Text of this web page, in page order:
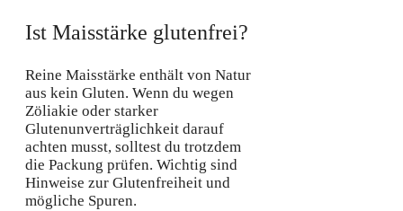
Ist Maisstärke glutenfrei?
Reine Maisstärke enthält von Natur
aus kein Gluten. Wenn du wegen
Zöliakie oder starker
Glutenunverträglichkeit darauf
achten musst, solltest du trotzdem
die Packung prüfen. Wichtig sind
Hinweise zur Glutenfreiheit und
mögliche Spuren.